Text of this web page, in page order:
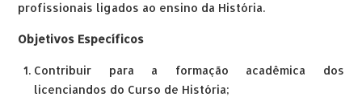
profissionais ligados ao ensino da História.
Objetivos Específicos
Contribuir para a formação acadêmica dos
licenciandos do Curso de História;